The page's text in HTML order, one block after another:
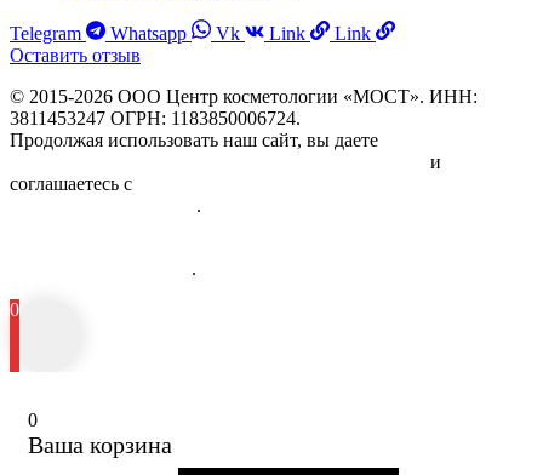
Telegram Whatsapp Vk Link
Link
Оставить отзыв
© 2015-2026 ООО Центр косметологии «МОСТ». ИНН:
3811453247 ОГРН: 1183850006724.
Продолжая использовать наш сайт, вы даете
и
соглашаетесь с
.
.
0
0
Ваша корзина